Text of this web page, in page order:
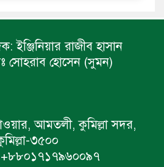
ইঞ্জিনিয়ার রাজীব হাসান
সোহরাব হোসেন (সুমন)
আমতলী, কুমিল্লা সদর,
৩৫০০
+৮৮০১৭১৭৯৬০০৯৭